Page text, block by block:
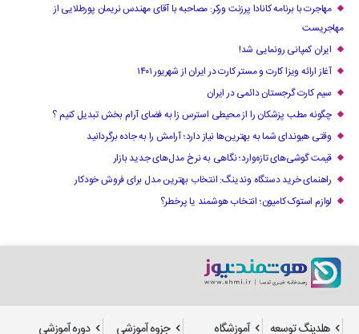
مهاجرت با برنامه کانادا پرزنت ورکر: مصاحبه با آقای مهندس نریمان پورطلایی از
مهاجریست
ایران کمپانی رونمایی شد!
آغاز ارائه ویزا کارت و مستر کارت در ایران از شهریور ۱۴۰۱
سیم کارت گرجستان دائمی در ایران
چگونه مطب پزشکان را از محیطی استرس زا به فضای آرام بخش تبدیل کنیم ؟
وقتی هیوندای شما به بهترین‌ها نیاز دارد؛ آرامش را به جاده برگردانید
قیمت گوشی‌های تازه‌وارد؛ نگاهی به نرخ مدل‌های جدید بازار
راهنمای خرید دستگاه وندینگ: انتخاب بهترین مدل برای فروش خودکار
لوازم استوک کامیون؛ انتخاب هوشمند یا پرخطر؟
هلدینگ توسعه آموزشگاه جزوه آموزشی دوره آموزشی